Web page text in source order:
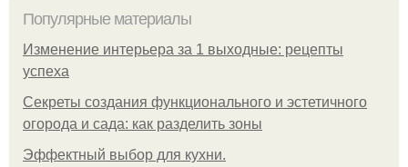
Популярные материалы
Изменение интерьера за 1 выходные: рецепты
успеха
Секреты создания функционального и эстетичного
огорода и сада: как разделить зоны
Эффектный выбор для кухни.